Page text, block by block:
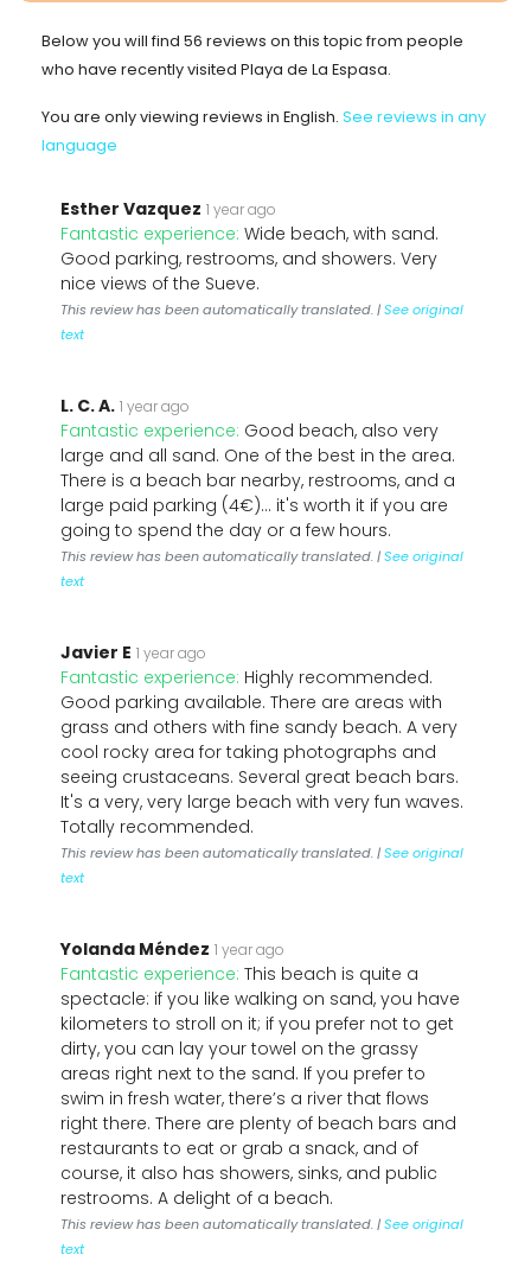
Below you will find 56 reviews on this topic from people
who have recently visited Playa de La Espasa.
You are only viewing reviews in English. See reviews in any
language
Esther Vazquez 1 year ago
Fantastic experience: Wide beach, with sand.
Good parking, restrooms, and showers. Very
nice views of the Sueve.
This review has been automatically translated. |See original
text
L. C. A. 1 year ago
Fantastic experience: Good beach, also very
large and all sand. One of the best in the area.
There is a beach bar nearby, restrooms, and a
large paid parking (4€)... it's worth it if you are
going to spend the day or a few hours.
This review has been automatically translated. |See original
text
Javier E 1 year ago
Fantastic experience: Highly recommended.
Good parking available. There are areas with
grass and others with fine sandy beach. A very
cool rocky area for taking photographs and
seeing crustaceans. Several great beach bars.
It's a very, very large beach with very fun waves.
Totally recommended.
This review has been automatically translated. |See original
text
Yolanda Méndez 1 year ago
Fantastic experience: This beach is quite a
spectacle: if you like walking on sand, you have
kilometers to stroll on it; if you prefer not to get
dirty, you can lay your towel on the grassy
areas right next to the sand. If you prefer to
swim in fresh water, there’s a river that flows
right there. There are plenty of beach bars and
restaurants to eat or grab a snack, and of
course, it also has showers, sinks, and public
restrooms. A delight of a beach.
This review has been automatically translated. |See original
text